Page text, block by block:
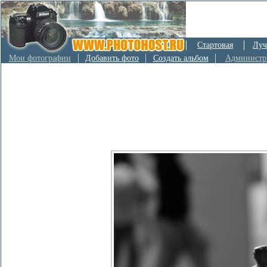
Стартовая
Мои фотографии
Добавить фото Создать альбом